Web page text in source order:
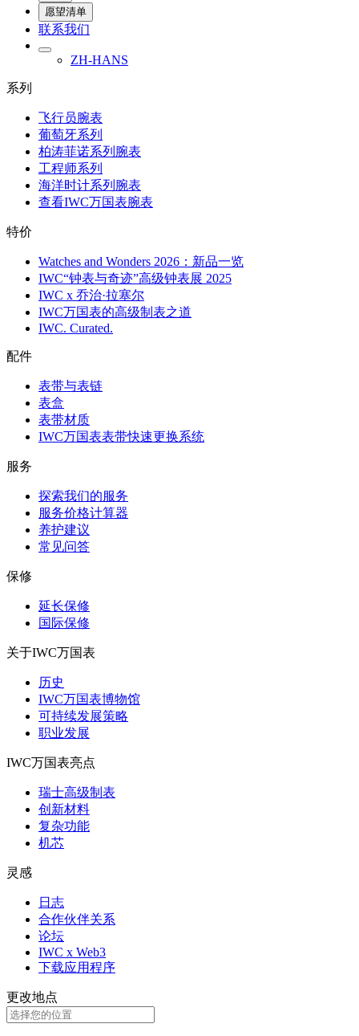
愿望清单
联系我们
ZH-HANS
系列
飞行员腕表
葡萄牙系列
柏涛菲诺系列腕表
工程师系列
海洋时计系列腕表
查看IWC万国表腕表
特价
Watches and Wonders 2026：新品一览
IWC“钟表与奇迹”高级钟表展 2025
IWC x 乔治·拉塞尔
IWC万国表的高级制表之道
IWC. Curated.
配件
表带与表链
表盒
表带材质
IWC万国表表带快速更换系统
服务
探索我们的服务
服务价格计算器
养护建议
常见问答
保修
延长保修
国际保修
关于IWC万国表
历史
IWC万国表博物馆
可持续发展策略
职业发展
IWC万国表亮点
瑞士高级制表
创新材料
复杂功能
机芯
灵感
日志
合作伙伴关系
论坛
IWC x Web3
下载应用程序
更改地点